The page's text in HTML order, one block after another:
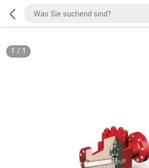
1 / 1